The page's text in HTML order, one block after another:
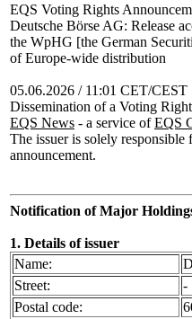
EQS Voting Rights
Deutsche Börse AG: Release
the WpHG [the German
of Europe-wide distribution
05.06.2026 / 11:01 CET/CEST
Dissemination of a Voting
EQS News - a service ofEQS
The issuer is solely responsible
announcement.
Notification of Major
1. Details of issuer
Name:
Street:
-
Postal code: